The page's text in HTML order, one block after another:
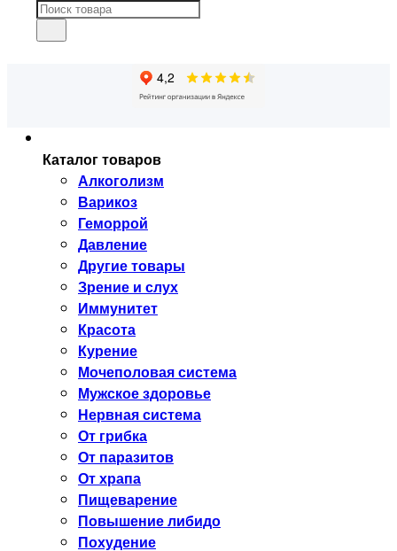
Каталог товаров
Алкоголизм
Варикоз
Геморрой
Давление
Другие товары
Зрение и слух
Иммунитет
Красота
Курение
Мочеполовая система
Мужское здоровье
Нервная система
От грибка
От паразитов
От храпа
Пищеварение
Повышение либидо
Похудение